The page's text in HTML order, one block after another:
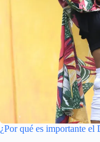
¿Por qué es importante